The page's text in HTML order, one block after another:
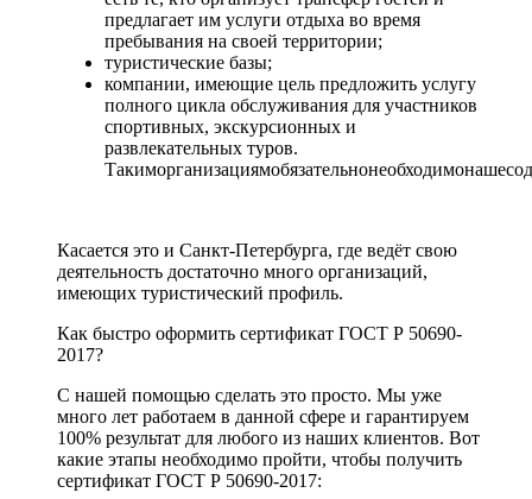
предлагает им услуги отдыха во время
пребывания на своей территории;
туристические базы;
компании, имеющие цель предложить услугу
полного цикла обслуживания для участников
спортивных, экскурсионных и
развлекательных туров.
Касается это и Санкт-Петербурга, где ведёт свою
деятельность достаточно много организаций,
имеющих туристический профиль.
Как быстро оформить сертификат ГОСТ Р 50690-
2017?
С нашей помощью сделать это просто. Мы уже
много лет работаем в данной сфере и гарантируем
100% результат для любого из наших клиентов. Вот
какие этапы необходимо пройти, чтобы получить
сертификат ГОСТ Р 50690-2017: